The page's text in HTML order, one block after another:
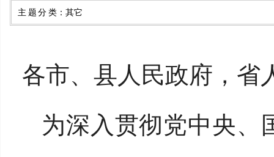
主题分类 ： 其它
各市、县人民政府，省
为深入贯彻党中央、